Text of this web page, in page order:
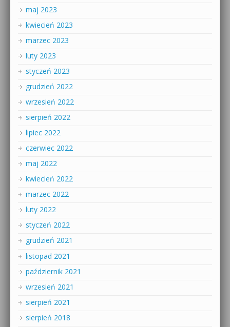
maj 2023
kwiecień 2023
marzec 2023
luty 2023
styczeń 2023
grudzień 2022
wrzesień 2022
sierpień 2022
lipiec 2022
czerwiec 2022
maj 2022
kwiecień 2022
marzec 2022
luty 2022
styczeń 2022
grudzień 2021
listopad 2021
październik 2021
wrzesień 2021
sierpień 2021
sierpień 2018